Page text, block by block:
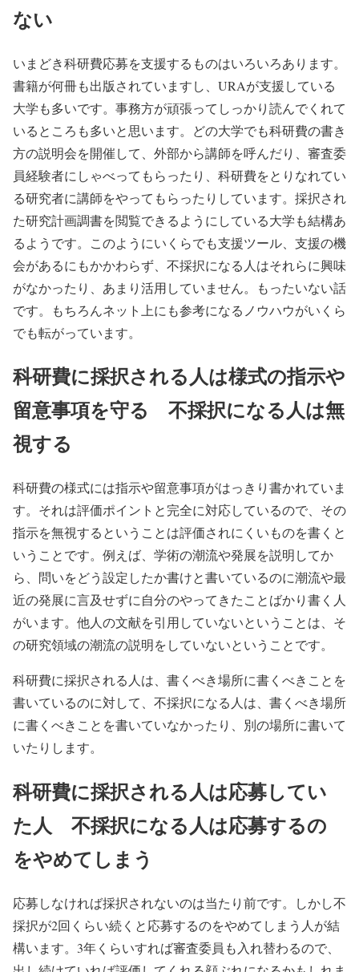
ない
いまどき科研費応募を支援するものはいろいろあります。
書籍が何冊も出版されていますし、URAが支援している
大学も多いです。事務方が頑張ってしっかり読んでくれて
いるところも多いと思います。どの大学でも科研費の書き
方の説明会を開催して、外部から講師を呼んだり、審査委
員経験者にしゃべってもらったり、科研費をとりなれてい
る研究者に講師をやってもらったりしています。採択され
た研究計画調書を閲覧できるようにしている大学も結構あ
るようです。このようにいくらでも支援ツール、支援の機
会があるにもかかわらず、不採択になる人はそれらに興味
がなかったり、あまり活用していません。もったいない話
です。もちろんネット上にも参考になるノウハウがいくら
でも転がっています。
科研費に採択される人は様式の指示や
留意事項を守る 不採択になる人は無
視する
科研費の様式には指示や留意事項がはっきり書かれていま
す。それは評価ポイントと完全に対応しているので、その
指示を無視するということは評価されにくいものを書くと
いうことです。例えば、学術の潮流や発展を説明してか
ら、問いをどう設定したか書けと書いているのに潮流や最
近の発展に言及せずに自分のやってきたことばかり書く人
がいます。他人の文献を引用していないということは、そ
の研究領域の潮流の説明をしていないということです。
科研費に採択される人は、書くべき場所に書くべきことを
書いているのに対して、不採択になる人は、書くべき場所
に書くべきことを書いていなかったり、別の場所に書いて
いたりします。
科研費に採択される人は応募してい
た人 不採択になる人は応募するの
をやめてしまう
応募しなければ採択されないのは当たり前です。しかし不
採択が2回くらい続くと応募するのをやめてしまう人が結
構います。3年くらいすれば審査委員も入れ替わるので、